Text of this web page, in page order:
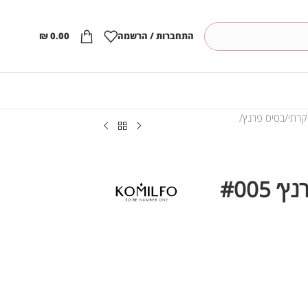
התחברות / הרשמה ₪0.00
בסיס פרנץ
קומילפו בסיס צבעוני פרנץ׳ #005